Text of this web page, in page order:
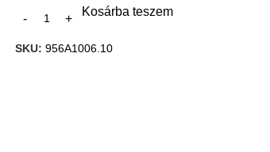
Kosárba teszem
SKU: 956A1006.10